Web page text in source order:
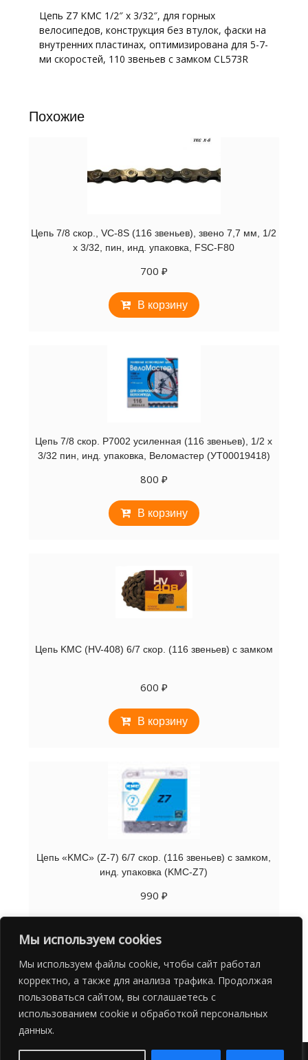
Мы используем cookies
Мы используем файлы cookie, чтобы сайт работал
корректно, а также для анализа трафика. Продолжая
пользоваться сайтом, вы соглашаетесь с
использованием cookie и обработкой персональных
данных.
замком
CL573R
для
Цепь Z7 KMC 1/2″ x 3/32″, для горных
велосипедов, конструкция без втулок, фаски на
внутренних пластинах, оптимизирована для 5-7-
ми скоростей, 110 звеньев с замком CL573R
Похожие
Цепь 7/8 скор., VC-8S (116 звеньев), звено 7,7 мм, 1/2
х 3/32, пин, инд. упаковка, FSC-F80
700 ₽
В корзину
Цепь 7/8 скор. P7002 усиленная (116 звеньев), 1/2 х
3/32 пин, инд. упаковка, Веломастер (УТ00019418)
800 ₽
В корзину
Цепь KMC (HV-408) 6/7 скор. (116 звеньев) с замком
600 ₽
В корзину
Цепь «KMC» (Z-7) 6/7 скор. (116 звеньев) с замком,
инд. упаковка (KMC-Z7)
990 ₽